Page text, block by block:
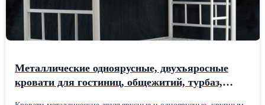
Металлические одноярусные, двухъяросные
кровати для гостиниц, общежитий, турбаз,